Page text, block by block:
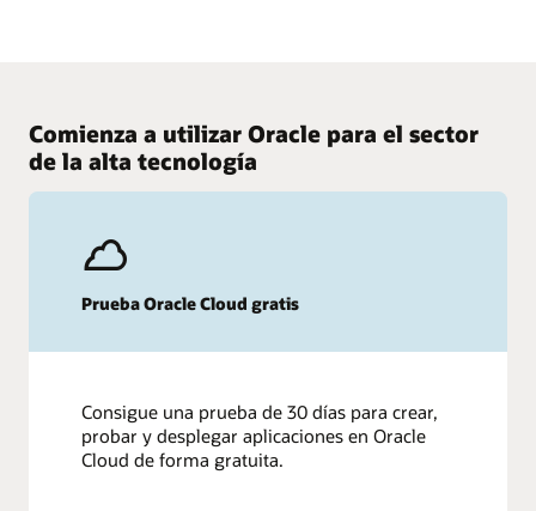
escalar más rápido y ofrecer una mejor experiencia de
usuario a todos sus clientes.
Comienza a utilizar Oracle para el sector
de la alta tecnología
Prueba Oracle Cloud gratis
Consigue una prueba de 30 días para crear,
probar y desplegar aplicaciones en Oracle
Cloud de forma gratuita.